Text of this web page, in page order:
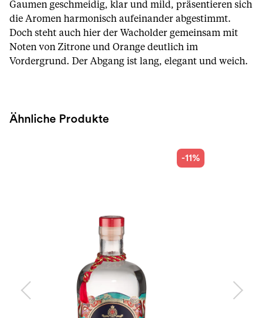
Gaumen geschmeidig, klar und mild, präsentieren sich
die Aromen harmonisch aufeinander abgestimmt.
Doch steht auch hier der Wacholder gemeinsam mit
Noten von Zitrone und Orange deutlich im
Vordergrund. Der Abgang ist lang, elegant und weich.
Ähnliche Produkte
-11%